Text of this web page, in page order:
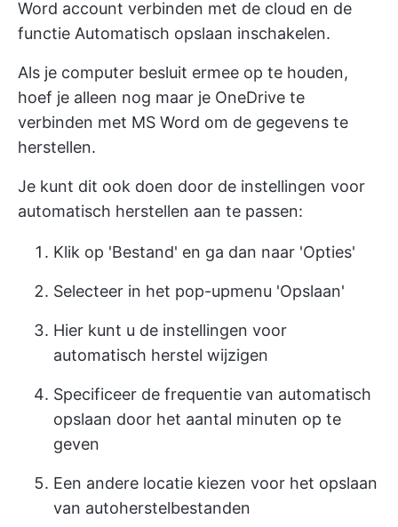
Word account verbinden met de cloud en de
functie Automatisch opslaan inschakelen.
Als je computer besluit ermee op te houden,
hoef je alleen nog maar je OneDrive te
verbinden met MS Word om de gegevens te
herstellen.
Je kunt dit ook doen door de instellingen voor
automatisch herstellen aan te passen:
Klik op 'Bestand' en ga dan naar 'Opties'
Selecteer in het pop-upmenu 'Opslaan'
Hier kunt u de instellingen voor
automatisch herstel wijzigen
Specificeer de frequentie van automatisch
opslaan door het aantal minuten op te
geven
Een andere locatie kiezen voor het opslaan
van autoherstelbestanden